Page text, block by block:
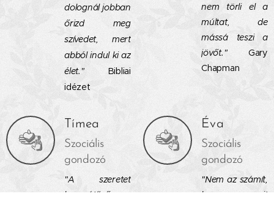
dolognál jobban
őrizd meg
szívedet, mert
abból indul ki az
élet." Bibliai
idézet
nem törli el a
múltat, de
mássá teszi a
jövőt."Gary
Chapman
Tímea
Szociális
gondozó
"A szeretet
hosszútűrő,
Éva
Szociális
gondozó
"Nem az számít,
hogy mennyit